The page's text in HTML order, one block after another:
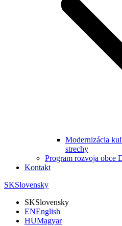
Modernizácia
strechy
Program rozvoja obce
Kontakt
SKSlovensky
SKSlovensky
ENEnglish
HUMagyar